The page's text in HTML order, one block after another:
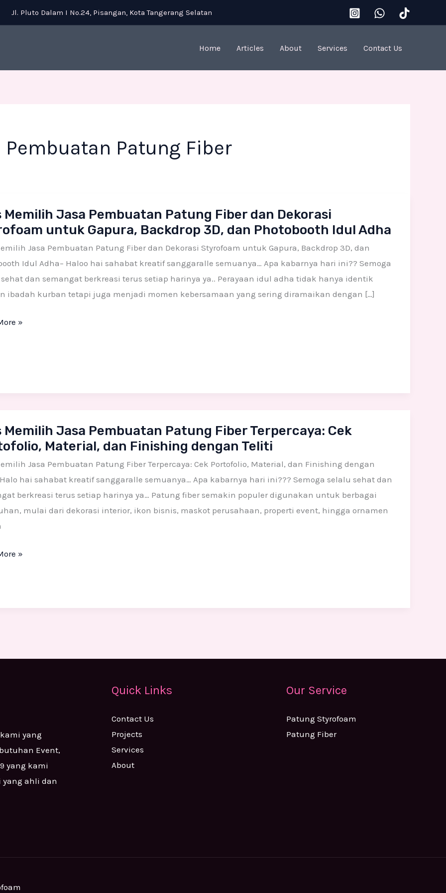
Jl. Pluto Dalam I No.24, Pisangan, Kota Tangerang Selatan
Home Articles About Services Contact Us
Patung Fiber
Memilih Jasa Pembuatan Patung Fiber dan Dekorasi
untuk Gapura, Backdrop 3D, dan Photobooth Idul Adha
Jasa Pembuatan Patung Fiber dan Dekorasi Styrofoam untuk Gapura, Backdrop 3D, dan
Idul Adha– Haloo hai sahabat kreatif sanggaralle semuanya… Apa kabarnya hari ini?? Semoga
dan semangat berkreasi terus setiap harinya ya.. Perayaan idul adha tidak hanya identik
ibadah kurban tetapi juga menjadi momen kebersamaan yang sering diramaikan dengan […]
»
Memilih Jasa Pembuatan Patung Fiber Terpercaya: Cek
Material, dan Finishing dengan Teliti
Jasa Pembuatan Patung Fiber Terpercaya: Cek Portofolio, Material, dan Finishing dengan
hai sahabat kreatif sanggaralle semuanya… Apa kabarnya hari ini??? Semoga selalu sehat dan
berkreasi terus setiap harinya ya… Patung fiber semakin populer digunakan untuk berbagai
mulai dari dekorasi interior, ikon bisnis, maskot perusahaan, properti event, hingga ornamen
»
yang
Event,
yang kami
yang ahli dan
Quick Links
Contact Us
Projects
Services
About
Our Service
Patung Styrofoam
Patung Fiber